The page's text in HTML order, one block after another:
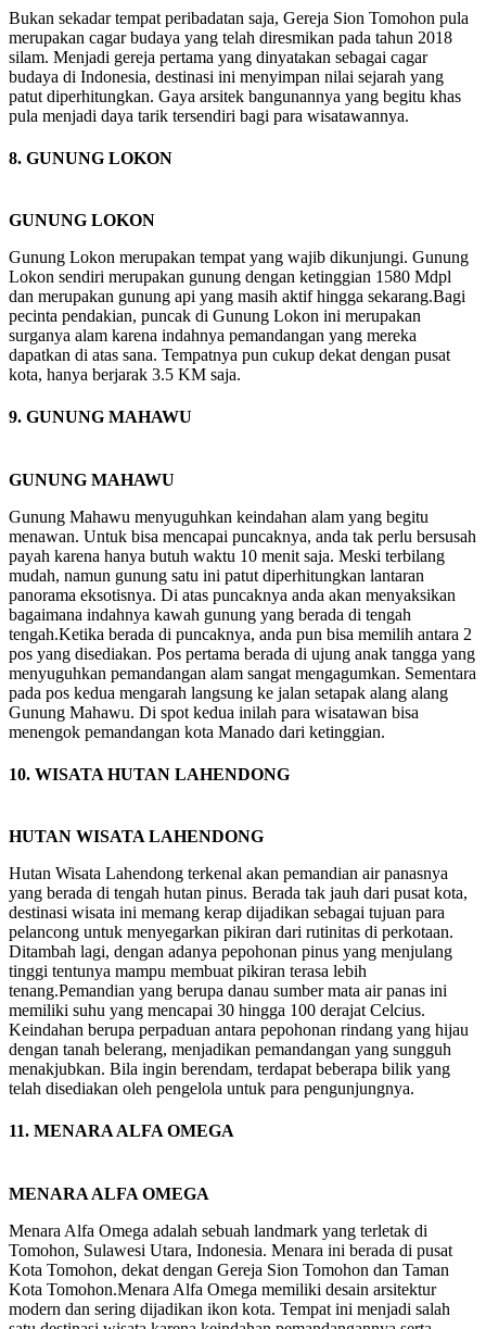
Bukan sekadar tempat peribadatan saja, Gereja Sion Tomohon pula
merupakan cagar budaya yang telah diresmikan pada tahun 2018
silam. Menjadi gereja pertama yang dinyatakan sebagai cagar
budaya di Indonesia, destinasi ini menyimpan nilai sejarah yang
patut diperhitungkan. Gaya arsitek bangunannya yang begitu khas
pula menjadi daya tarik tersendiri bagi para wisatawannya.
8. GUNUNG LOKON
GUNUNG LOKON
Gunung Lokon merupakan tempat yang wajib dikunjungi. Gunung
Lokon sendiri merupakan gunung dengan ketinggian 1580 Mdpl
dan merupakan gunung api yang masih aktif hingga sekarang.Bagi
pecinta pendakian, puncak di Gunung Lokon ini merupakan
surganya alam karena indahnya pemandangan yang mereka
dapatkan di atas sana. Tempatnya pun cukup dekat dengan pusat
kota, hanya berjarak 3.5 KM saja.
9. GUNUNG MAHAWU
GUNUNG MAHAWU
Gunung Mahawu menyuguhkan keindahan alam yang begitu
menawan. Untuk bisa mencapai puncaknya, anda tak perlu bersusah
payah karena hanya butuh waktu 10 menit saja. Meski terbilang
mudah, namun gunung satu ini patut diperhitungkan lantaran
panorama eksotisnya. Di atas puncaknya anda akan menyaksikan
bagaimana indahnya kawah gunung yang berada di tengah
tengah.Ketika berada di puncaknya, anda pun bisa memilih antara 2
pos yang disediakan. Pos pertama berada di ujung anak tangga yang
menyuguhkan pemandangan alam sangat mengagumkan. Sementara
pada pos kedua mengarah langsung ke jalan setapak alang alang
Gunung Mahawu. Di spot kedua inilah para wisatawan bisa
menengok pemandangan kota Manado dari ketinggian.
10. WISATA HUTAN LAHENDONG
HUTAN WISATA LAHENDONG
Hutan Wisata Lahendong terkenal akan pemandian air panasnya
yang berada di tengah hutan pinus. Berada tak jauh dari pusat kota,
destinasi wisata ini memang kerap dijadikan sebagai tujuan para
pelancong untuk menyegarkan pikiran dari rutinitas di perkotaan.
Ditambah lagi, dengan adanya pepohonan pinus yang menjulang
tinggi tentunya mampu membuat pikiran terasa lebih
tenang.Pemandian yang berupa danau sumber mata air panas ini
memiliki suhu yang mencapai 30 hingga 100 derajat Celcius.
Keindahan berupa perpaduan antara pepohonan rindang yang hijau
dengan tanah belerang, menjadikan pemandangan yang sungguh
menakjubkan. Bila ingin berendam, terdapat beberapa bilik yang
telah disediakan oleh pengelola untuk para pengunjungnya.
11. MENARA ALFA OMEGA
MENARA ALFA OMEGA
Menara Alfa Omega adalah sebuah landmark yang terletak di
Tomohon, Sulawesi Utara, Indonesia. Menara ini berada di pusat
Kota Tomohon, dekat dengan Gereja Sion Tomohon dan Taman
Kota Tomohon.Menara Alfa Omega memiliki desain arsitektur
modern dan sering dijadikan ikon kota. Tempat ini menjadi salah